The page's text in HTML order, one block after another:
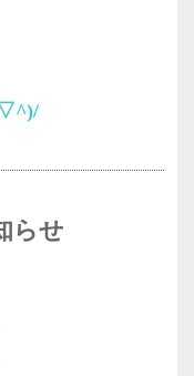
らせ